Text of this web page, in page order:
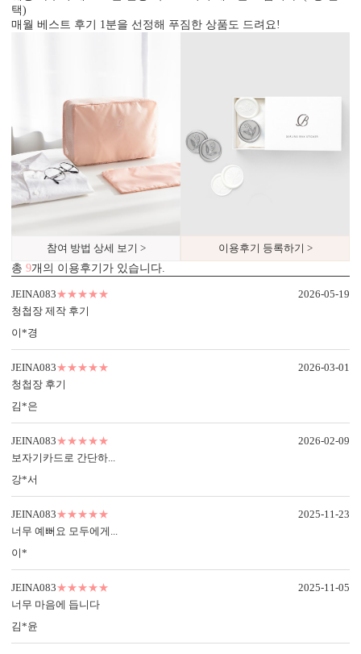
내용 인쇄
기본 인쇄 내용(인사말, 약도 등)이 컬러 인쇄됩니다.
봉투 인쇄
기본 주소형, 디자인형, 문구 인쇄 등 다양한 편집을 제공합니다.
실용성과 감성을 모두 담으세요.
택)
매월 베스트 후기 1분을 선정해 푸짐한 상품도 드려요!
참여 방법 상세 보기 >
이용후기 등록하기 >
총 9개의 이용후기가 있습니다.
JEINA083★★★★★
청첩장 제작 후기
이*경
2026-05-19
JEINA083★★★★★
청첩장 후기
김*은
2026-03-01
JEINA083★★★★★
보자기카드로 간단하...
강*서
2026-02-09
JEINA083★★★★★
너무 예뻐요 모두에게...
이*
2025-11-23
JEINA083★★★★★
너무 마음에 듭니다
김*윤
2025-11-05